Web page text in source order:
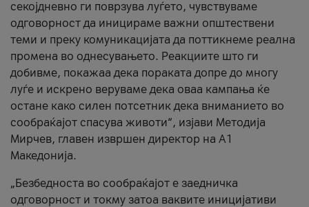
секојдневно ги поврзува луѓето, чувствуваме
одговорност да иницираме важни општествени
теми и преку комуникацијата да поттикнеме реална
промена во однесувањето. Реакциите што ги
добивме, покажаа дека пораката допре до многу
луѓе и искрено веруваме дека оваа кампања ќе
остане како силен потсетник дека вниманието во
сообраќајот спасува животи“, изјави Методија
Мирчев, главен извршен директор на А1
Македонија.
„Безбедноста во сообраќајот е заедничка
одговорност и токму затоа ваквите иницијативи